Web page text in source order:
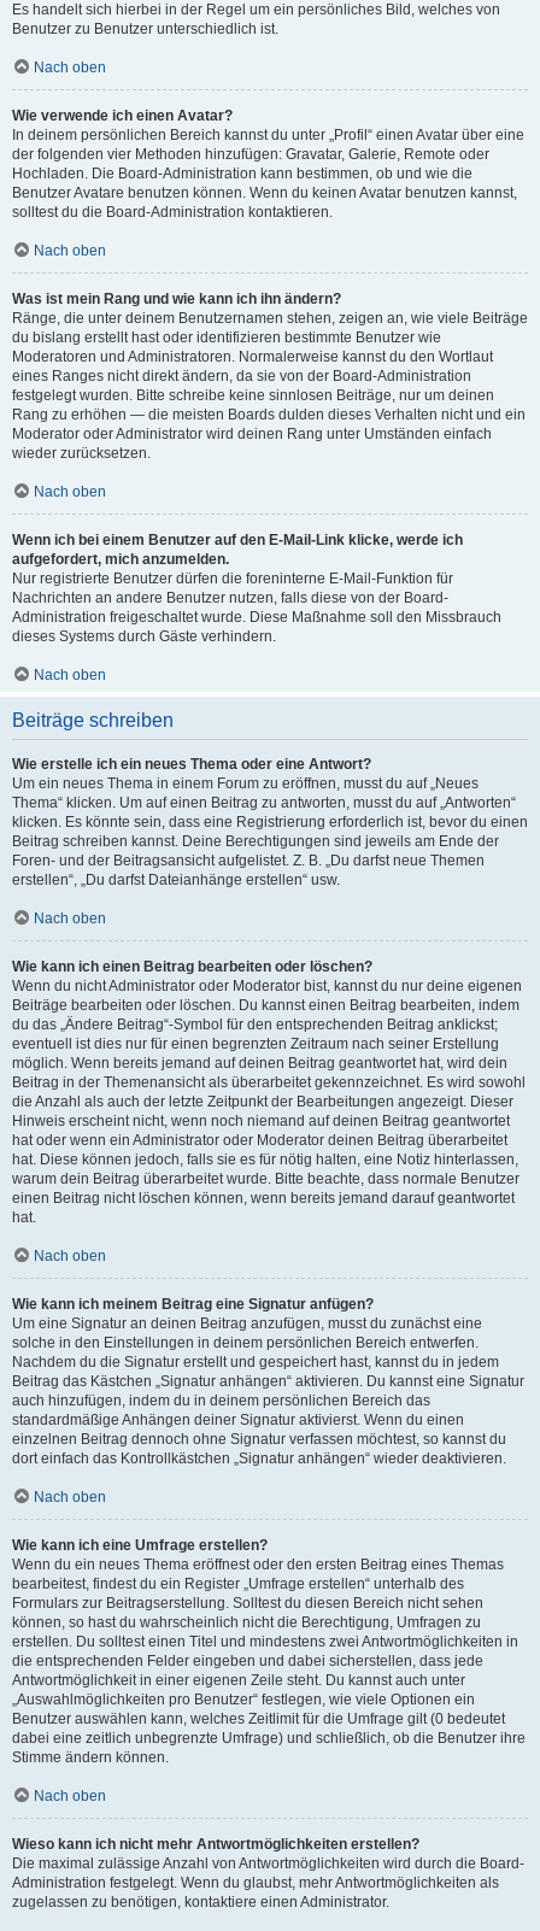
Es handelt sich hierbei in der Regel um ein persönliches Bild, welches von
Benutzer zu Benutzer unterschiedlich ist.
Nach oben
Wie verwende ich einen Avatar?
In deinem persönlichen Bereich kannst du unter „Profil“ einen Avatar über eine
der folgenden vier Methoden hinzufügen: Gravatar, Galerie, Remote oder
Hochladen. Die Board-Administration kann bestimmen, ob und wie die
Benutzer Avatare benutzen können. Wenn du keinen Avatar benutzen kannst,
solltest du die Board-Administration kontaktieren.
Nach oben
Was ist mein Rang und wie kann ich ihn ändern?
Ränge, die unter deinem Benutzernamen stehen, zeigen an, wie viele Beiträge
du bislang erstellt hast oder identifizieren bestimmte Benutzer wie
Moderatoren und Administratoren. Normalerweise kannst du den Wortlaut
eines Ranges nicht direkt ändern, da sie von der Board-Administration
festgelegt wurden. Bitte schreibe keine sinnlosen Beiträge, nur um deinen
Rang zu erhöhen — die meisten Boards dulden dieses Verhalten nicht und ein
Moderator oder Administrator wird deinen Rang unter Umständen einfach
wieder zurücksetzen.
Nach oben
Wenn ich bei einem Benutzer auf den E-Mail-Link klicke, werde ich
aufgefordert, mich anzumelden.
Nur registrierte Benutzer dürfen die foreninterne E-Mail-Funktion für
Nachrichten an andere Benutzer nutzen, falls diese von der Board-
Administration freigeschaltet wurde. Diese Maßnahme soll den Missbrauch
dieses Systems durch Gäste verhindern.
Nach oben
Beiträge schreiben
Wie erstelle ich ein neues Thema oder eine Antwort?
Um ein neues Thema in einem Forum zu eröffnen, musst du auf „Neues
Thema“ klicken. Um auf einen Beitrag zu antworten, musst du auf „Antworten“
klicken. Es könnte sein, dass eine Registrierung erforderlich ist, bevor du einen
Beitrag schreiben kannst. Deine Berechtigungen sind jeweils am Ende der
Foren- und der Beitragsansicht aufgelistet. Z. B. „Du darfst neue Themen
erstellen“, „Du darfst Dateianhänge erstellen“ usw.
Nach oben
Wie kann ich einen Beitrag bearbeiten oder löschen?
Wenn du nicht Administrator oder Moderator bist, kannst du nur deine eigenen
Beiträge bearbeiten oder löschen. Du kannst einen Beitrag bearbeiten, indem
du das „Ändere Beitrag“-Symbol für den entsprechenden Beitrag anklickst;
eventuell ist dies nur für einen begrenzten Zeitraum nach seiner Erstellung
möglich. Wenn bereits jemand auf deinen Beitrag geantwortet hat, wird dein
Beitrag in der Themenansicht als überarbeitet gekennzeichnet. Es wird sowohl
die Anzahl als auch der letzte Zeitpunkt der Bearbeitungen angezeigt. Dieser
Hinweis erscheint nicht, wenn noch niemand auf deinen Beitrag geantwortet
hat oder wenn ein Administrator oder Moderator deinen Beitrag überarbeitet
hat. Diese können jedoch, falls sie es für nötig halten, eine Notiz hinterlassen,
warum dein Beitrag überarbeitet wurde. Bitte beachte, dass normale Benutzer
einen Beitrag nicht löschen können, wenn bereits jemand darauf geantwortet
hat.
Nach oben
Wie kann ich meinem Beitrag eine Signatur anfügen?
Um eine Signatur an deinen Beitrag anzufügen, musst du zunächst eine
solche in den Einstellungen in deinem persönlichen Bereich entwerfen.
Nachdem du die Signatur erstellt und gespeichert hast, kannst du in jedem
Beitrag das Kästchen „Signatur anhängen“ aktivieren. Du kannst eine Signatur
auch hinzufügen, indem du in deinem persönlichen Bereich das
standardmäßige Anhängen deiner Signatur aktivierst. Wenn du einen
einzelnen Beitrag dennoch ohne Signatur verfassen möchtest, so kannst du
dort einfach das Kontrollkästchen „Signatur anhängen“ wieder deaktivieren.
Nach oben
Wie kann ich eine Umfrage erstellen?
Wenn du ein neues Thema eröffnest oder den ersten Beitrag eines Themas
bearbeitest, findest du ein Register „Umfrage erstellen“ unterhalb des
Formulars zur Beitragserstellung. Solltest du diesen Bereich nicht sehen
können, so hast du wahrscheinlich nicht die Berechtigung, Umfragen zu
erstellen. Du solltest einen Titel und mindestens zwei Antwortmöglichkeiten in
die entsprechenden Felder eingeben und dabei sicherstellen, dass jede
Antwortmöglichkeit in einer eigenen Zeile steht. Du kannst auch unter
„Auswahlmöglichkeiten pro Benutzer“ festlegen, wie viele Optionen ein
Benutzer auswählen kann, welches Zeitlimit für die Umfrage gilt (0 bedeutet
dabei eine zeitlich unbegrenzte Umfrage) und schließlich, ob die Benutzer ihre
Stimme ändern können.
Nach oben
Wieso kann ich nicht mehr Antwortmöglichkeiten erstellen?
Die maximal zulässige Anzahl von Antwortmöglichkeiten wird durch die Board-
Administration festgelegt. Wenn du glaubst, mehr Antwortmöglichkeiten als
zugelassen zu benötigen, kontaktiere einen Administrator.